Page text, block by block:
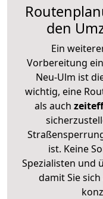
den
Ein
Vorbereitung
Neu-Ulm ist
wichtig, eine
als auch
ist. Keine
Spezialisten und
damit Sie